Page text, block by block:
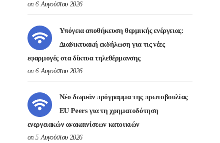
on 6 Αυγούστου 2026
Υπόγεια αποθήκευση θερμικής ενέργειας:
Διαδικτυακή εκδήλωση για τις νέες
εφαρμογές στα δίκτυα τηλεθέρμανσης
on 6 Αυγούστου 2026
Νέο δωρεάν πρόγραμμα της πρωτοβουλίας
EU Peers για τη χρηματοδότηση
ενεργειακών ανακαινίσεων κατοικιών
on 5 Αυγούστου 2026